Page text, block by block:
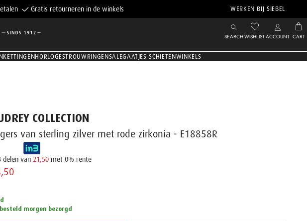
Gratis retourneren in de winkels WERKEN BIJ SIEBEL
SEARCHWISHLISTACCOUNT CART
KETTINGENHORLOGESTROUWRINGENSALEGAATJES SCHIETENWINKELS
COLLECTION
van sterling zilver met rode zirkonia - E18858R
delen van 21,50met 0% rente
morgen bezorgd